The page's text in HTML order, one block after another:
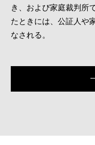
き、および家庭裁判所
たときには、公証人や
なされる。